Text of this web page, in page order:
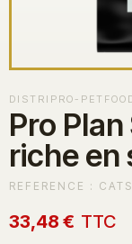
DISTRIPRO-
Pro
riche en
REFERENCE :
33,48 € TTC